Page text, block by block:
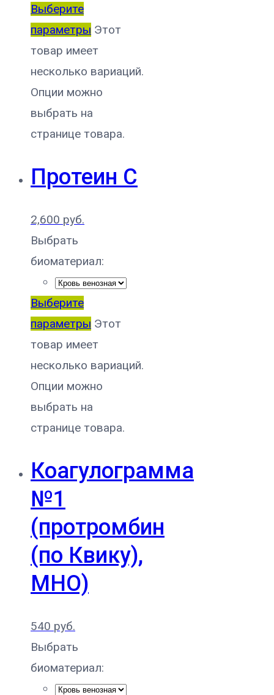
Выберите
параметры Этот
товар имеет
несколько вариаций.
Опции можно
выбрать на
странице товара.
Протеин C
2,600 руб.
Выбрать
биоматериал:
Выберите
параметры Этот
товар имеет
несколько вариаций.
Опции можно
выбрать на
странице товара.
Коагулограмма
№1
(протромбин
(по Квику),
МНО)
540 руб.
Выбрать
биоматериал: